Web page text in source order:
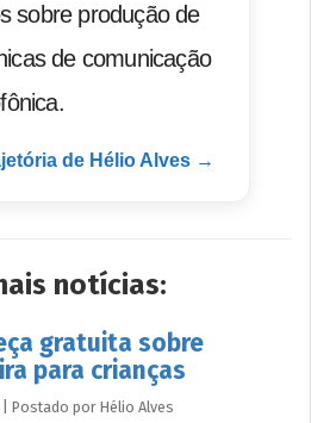
sobre produção de
de comunicação
de Hélio Alves →
notícias:
gratuita sobre
para crianças
Postado por Hélio Alves